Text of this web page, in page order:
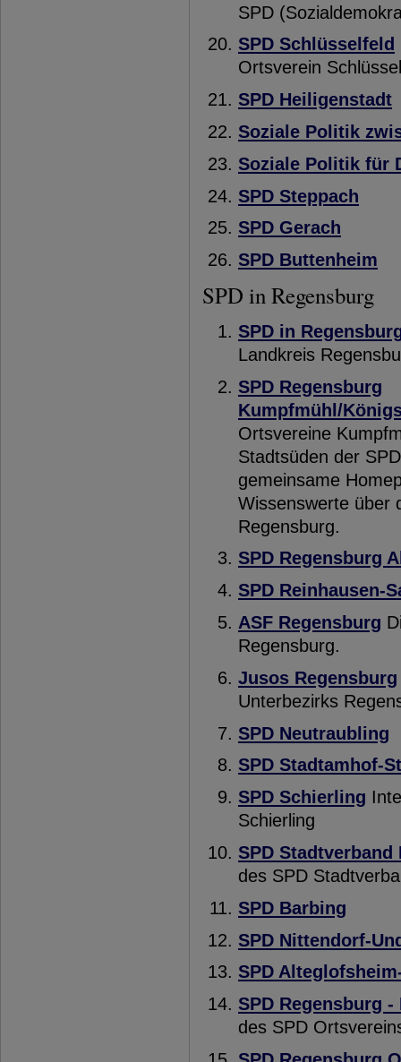
SPD
SPD Schlüsselfeld
Ortsverein
SPD Heiligenstadt
Soziale Politik
Soziale Politik für
SPD Steppach
SPD Gerach
SPD Buttenheim
SPD in Regensburg
SPD in
Landkreis
SPD Regensburg
Kumpfmühl/
Ortsvereine
Stadtsüden der
gemeinsame
Wissenswerte über
Regensburg.
SPD Regensburg
SPD Reinhausen-
ASF Regensburg
Regensburg.
Jusos Regensburg
Unterbezirks
SPD Neutraubling
SPD Stadtamhof-
SPD Schierling
Schierling
SPD Stadtverband
des SPD
SPD Barbing
SPD Nittendorf-
SPD
SPD Regensburg
des SPD